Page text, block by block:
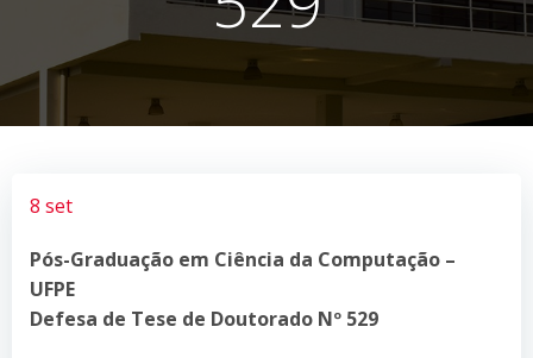
8 set
Pós-Graduação em Ciência da Computação –
UFPE
Defesa de Tese de Doutorado Nº 529